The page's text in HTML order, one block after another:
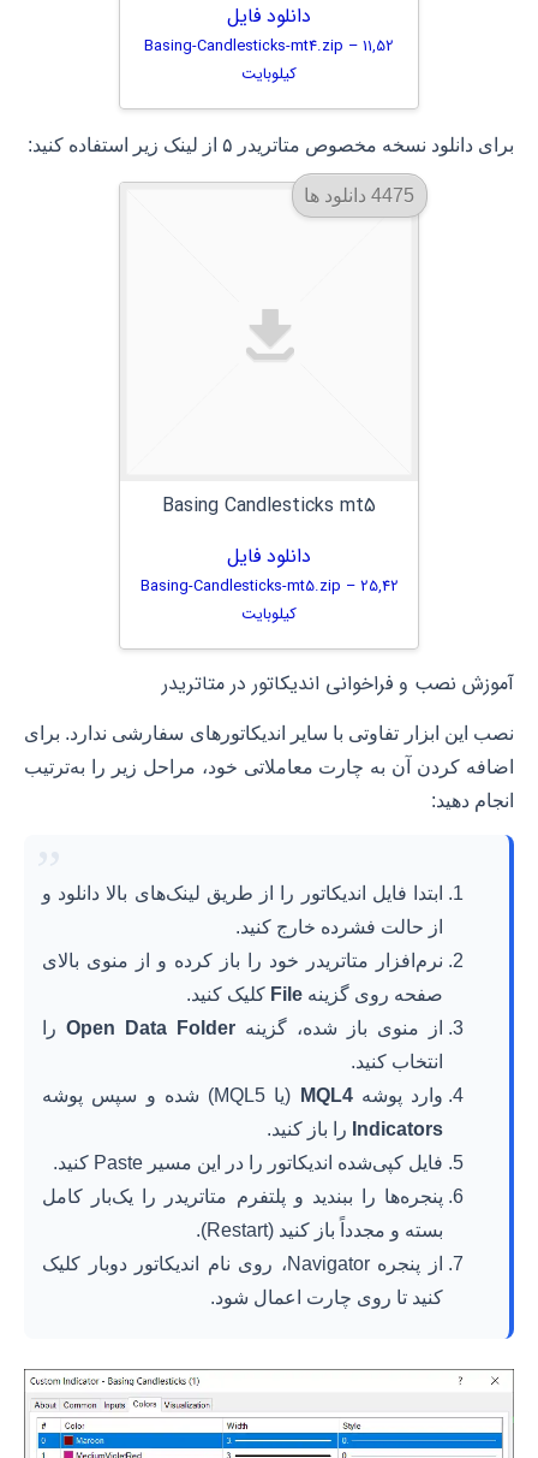
دانلود فایل
Basing-Candlesticks-mt4.zip – 11,52
کیلوبایت
برای دانلود نسخه مخصوص متاتریدر ۵ از لینک زیر استفاده کنید:
4475 دانلود ها
Basing Candlesticks mt5
دانلود فایل
Basing-Candlesticks-mt5.zip – 25,42
کیلوبایت
آموزش نصب و فراخوانی اندیکاتور در متاتریدر
نصب این ابزار تفاوتی با سایر اندیکاتورهای سفارشی ندارد. برای
اضافه کردن آن به چارت معاملاتی خود، مراحل زیر را به‌ترتیب
انجام دهید:
ابتدا فایل اندیکاتور را از طریق لینک‌های بالا دانلود و
از حالت فشرده خارج کنید.
نرم‌افزار متاتریدر خود را باز کرده و از منوی بالای
صفحه روی گزینه File کلیک کنید.
از منوی باز شده، گزینه Open Data Folder را
انتخاب کنید.
وارد پوشهMQL4
(یا MQL5) شده و سپس پوشه
Indicators را باز کنید.
فایل کپی‌شده اندیکاتور را در این مسیر Paste کنید.
پنجره‌ها را ببندید و پلتفرم متاتریدر را یک‌بار کامل
بسته و مجدداً باز کنید (Restart).
از پنجره Navigator، روی نام اندیکاتور دوبار کلیک
کنید تا روی چارت اعمال شود.